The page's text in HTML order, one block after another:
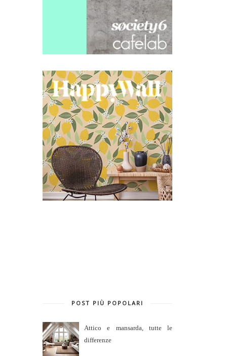
POST PIÙ POPOLARI
Attico e mansarda, tutte le
differenze